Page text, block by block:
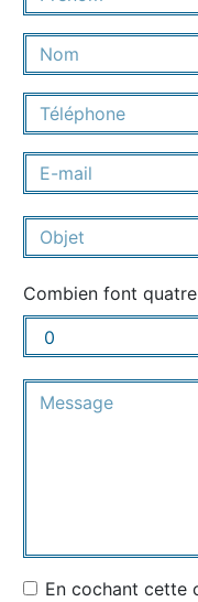
Combien font
En cochant cette